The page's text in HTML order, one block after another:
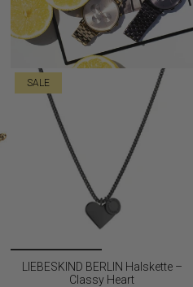
SALE
LIEBESKIND BERLIN Halskette –
Classy Heart